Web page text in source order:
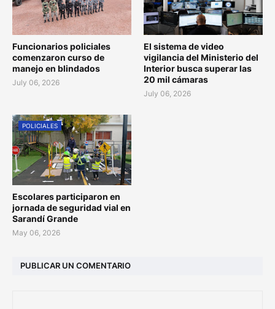
Funcionarios policiales
comenzaron curso de
manejo en blindados
July 06, 2026
El sistema de video
vigilancia del Ministerio del
Interior busca superar las
20 mil cámaras
July 06, 2026
POLICIALES
Escolares participaron en
jornada de seguridad vial en
Sarandí Grande
May 06, 2026
PUBLICAR UN COMENTARIO